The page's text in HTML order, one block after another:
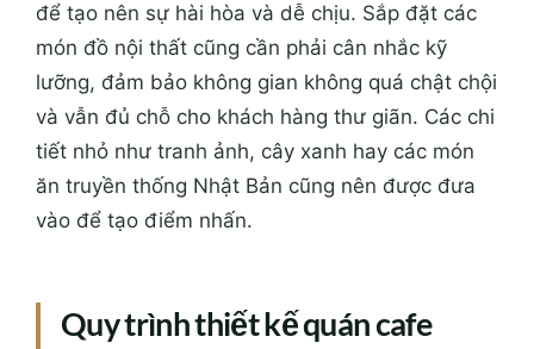
để tạo nên sự hài hòa và dễ chịu. Sắp đặt các
món đồ nội thất cũng cần phải cân nhắc kỹ
lưỡng, đảm bảo không gian không quá chật chội
và vẫn đủ chỗ cho khách hàng thư giãn. Các chi
tiết nhỏ như tranh ảnh, cây xanh hay các món
ăn truyền thống Nhật Bản cũng nên được đưa
vào để tạo điểm nhấn.
Quy trình thiết kế quán cafe